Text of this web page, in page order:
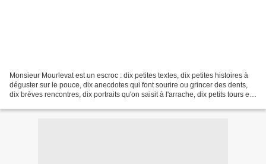
Monsieur Mourlevat est un escroc : dix petites textes, dix petites histoires à
déguster sur le pouce, dix anecdotes qui font sourire ou grincer des dents,
dix brèves rencontres, dix portraits qu'on saisit à l'arrache, dix petits tours et